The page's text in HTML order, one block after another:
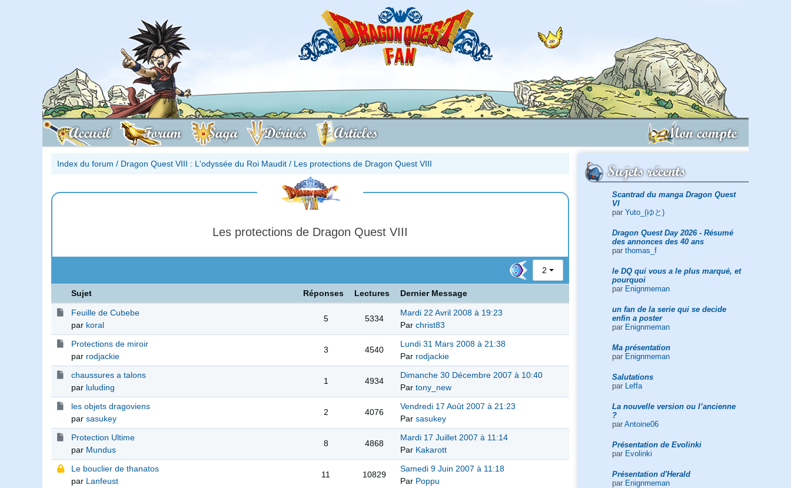
Accueil Forum Saga Dérivés Articles Mon compte
Sujets récents
Scantrad du manga Dragon Quest
VI
par Yuto_(ゆと)
Dragon Quest Day 2026 - Résumé
des annonces des 40 ans
par thomas_f
le DQ qui vous a le plus marqué, et
pourquoi
par Enignmeman
un fan de la serie qui se decide
enfin a poster
par Enignmeman
Ma présentation
par Enignmeman
Salutations
par
Leffa
La nouvelle version ou l’ancienne
?
par Antoine06
Présentation de Evolinki
par Evolinki
Présentation d'Herald
par Enignmeman
Index du forum / Dragon Quest VIII : L'odyssée du Roi Maudit / Les protections de Dragon Quest VIII
Les protections de Dragon Quest VIII
2
Sujet Réponses Lectures Dernier Message
Feuille de Cubebe
par koral
5 5334
Mardi 22 Avril 2008 à 19:23
Par christ83
Protections de miroir
par rodjackie
3 4540
Lundi 31 Mars 2008 à 21:38
Par rodjackie
chaussures a talons
par luluding
1 4934
Dimanche 30 Décembre 2007 à 10:40
Par tony_new
les objets dragoviens
par sasukey
2 4076
Vendredi 17 Août 2007 à 21:23
Par sasukey
Protection Ultime
par Mundus
8 4868
Mardi 17 Juillet 2007 à 11:14
Par Kakarott
Le bouclier de thanatos
par Lanfeust
11 10829
Samedi 9 Juin 2007 à 11:18
Par Poppu